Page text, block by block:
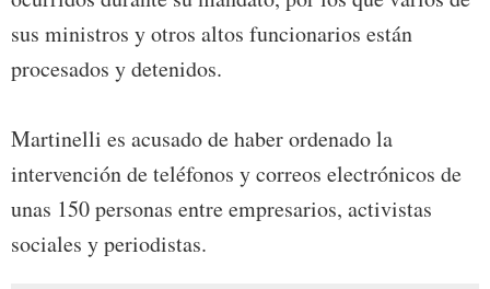
sus ministros y otros altos funcionarios están
procesados y detenidos.
Martinelli es acusado de haber ordenado la
intervención de teléfonos y correos electrónicos de
unas 150 personas entre empresarios, activistas
sociales y periodistas.